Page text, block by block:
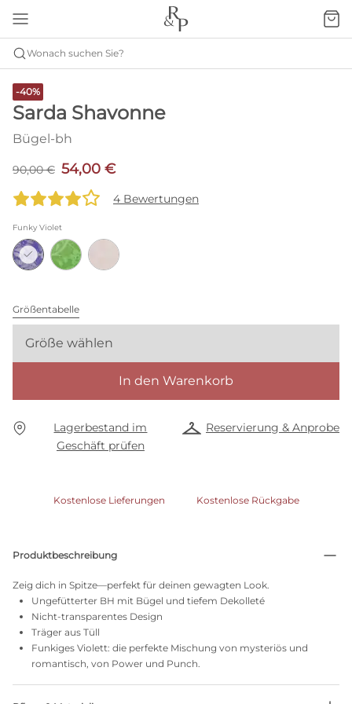
Wonach suchen Sie?
-40%
Sarda Shavonne
Bügel-bh
90,00 € 54,00 €
4 Bewertungen
Funky Violet
Größentabelle
Größe wählen
In den Warenkorb
Lagerbestand im
Geschäft prüfen
Reservierung & Anprobe
Kostenlose Lieferungen Kostenlose Rückgabe
Produktbeschreibung
Zeig dich in Spitze—perfekt für deinen gewagten Look.
Ungefütterter BH mit Bügel und tiefem Dekolleté
Nicht-transparentes Design
Träger aus Tüll
Funkiges Violett: die perfekte Mischung von mysteriös und
romantisch, von Power und Punch.